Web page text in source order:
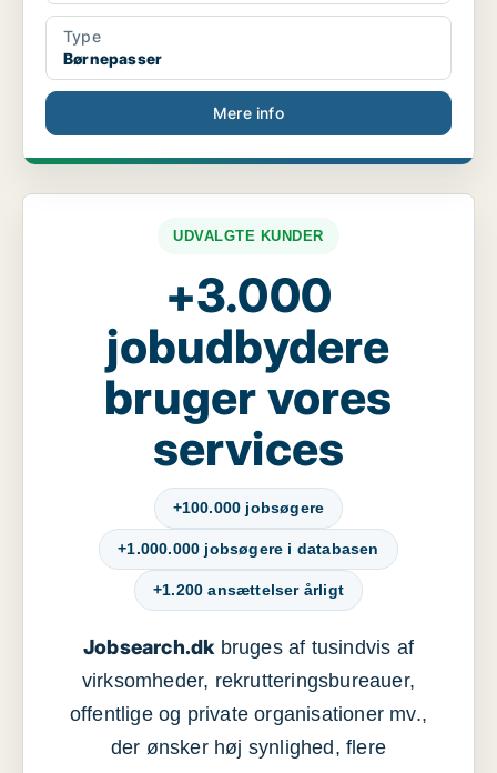
Type
Børnepasser
Mere info
UDVALGTE KUNDER
+3.000
jobudbydere
bruger vores
services
+100.000 jobsøgere
+1.000.000 jobsøgere i databasen
+1.200 ansættelser årligt
Jobsearch.dkbruges af tusindvis af
virksomheder, rekrutteringsbureauer,
offentlige og private organisationer mv.,
der ønsker høj synlighed, flere